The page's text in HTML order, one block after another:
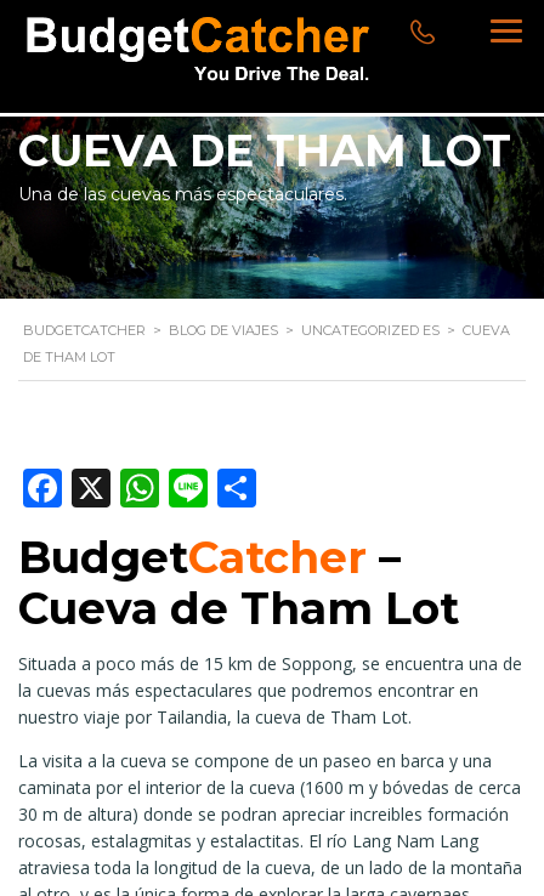
CUEVA DE THAM LOT
Una de las cuevas más espectaculares.
BUDGETCATCHER > BLOG DE VIAJES > UNCATEGORIZED ES > CUEVA
DE THAM LOT
Facebook
X WhatsApp
Line
BudgetCatcher –
Cueva de Tham Lot
Situada a poco más de 15 km de Soppong, se encuentra una de
la cuevas más espectaculares que podremos encontrar en
nuestro viaje por Tailandia, la cueva de Tham Lot.
La visita a la cueva se compone de un paseo en barca y una
caminata por el interior de la cueva (1600 m y bóvedas de cerca
30 m de altura) donde se podran apreciar increibles formación
rocosas, estalagmitas y estalactitas. El río Lang Nam Lang
atraviesa toda la longitud de la cueva, de un lado de la montaña